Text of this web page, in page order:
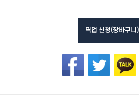
픽업 신청(장바구니)